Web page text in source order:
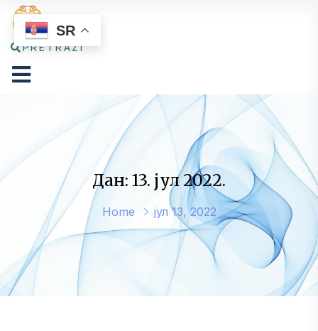
PRETRAŽI
Дан: 13. јул 2022.
Home јул 13, 2022
SR